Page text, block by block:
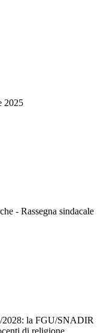
2025
- Rassegna sindacale
2028: la FGU/SNADIR
di religione